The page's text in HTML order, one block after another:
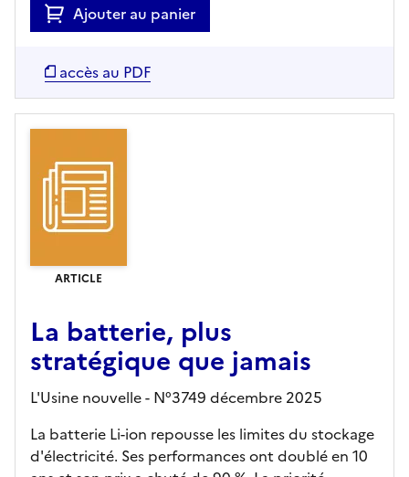
Ajouter au panier
accès au PDF
ARTICLE
La batterie, plus
stratégique que jamais
L'Usine nouvelle - N°3749 décembre 2025
La batterie Li-ion repousse les limites du stockage
d'électricité. Ses performances ont doublé en 10